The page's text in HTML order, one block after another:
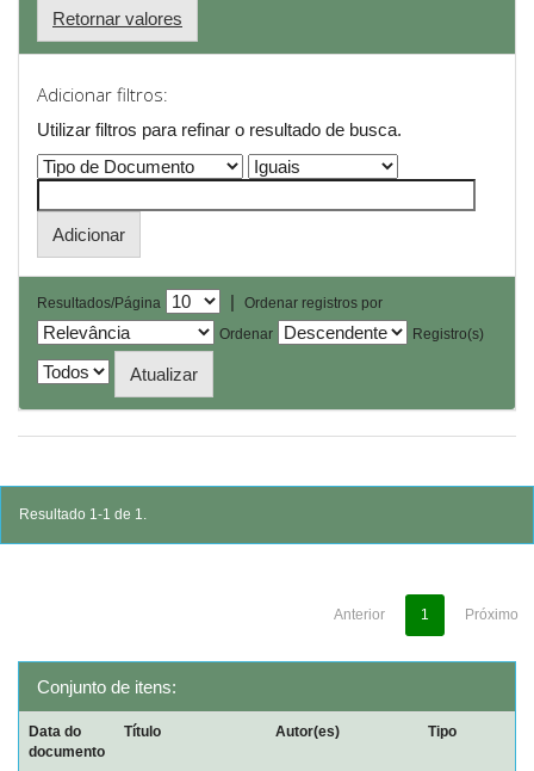
Retornar valores
Adicionar filtros:
Utilizar filtros para refinar o resultado de busca.
Resultados/Página |
Ordenar registros por
Ordenar
Registro(s)
Resultado 1-1 de 1.
Anterior 1 Próximo
Conjunto de itens:
Data do
documento
Título Autor(es) Tipo